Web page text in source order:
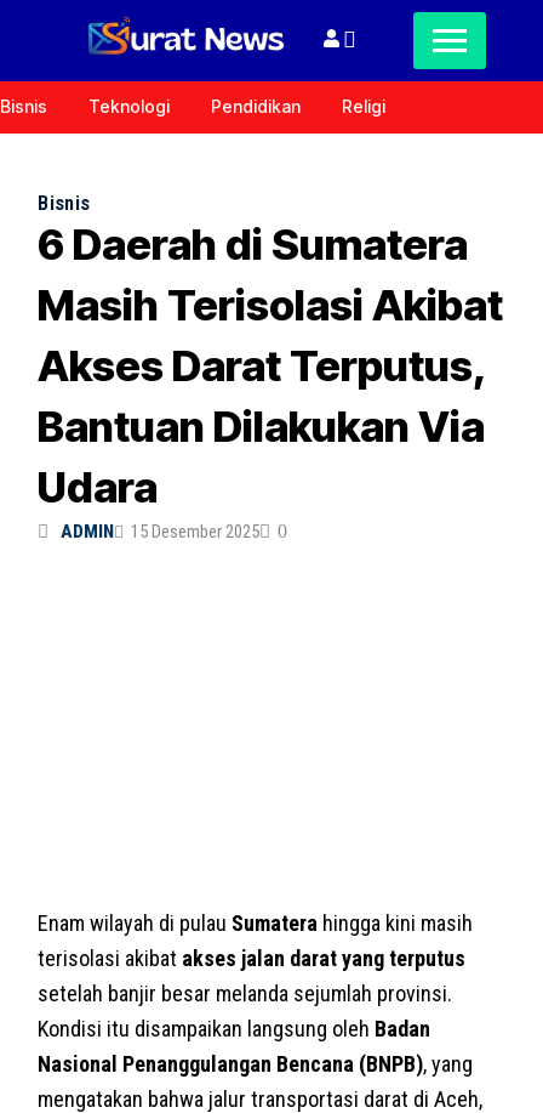
Bisnis Teknologi Pendidikan Religi
Bisnis
6 Daerah di Sumatera
Masih Terisolasi Akibat
Akses Darat Terputus,
Bantuan Dilakukan Via
Udara
ADMIN 15 Desember 2025 0
Enam wilayah di pulau Sumatera hingga kini masih
terisolasi akibat akses jalan darat yang terputus
setelah banjir besar melanda sejumlah provinsi.
Kondisi itu disampaikan langsung oleh Badan
Nasional Penanggulangan Bencana (BNPB), yang
mengatakan bahwa jalur transportasi darat di Aceh,